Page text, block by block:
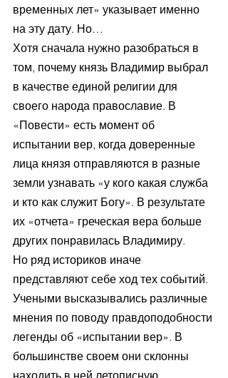
временных лет» указывает именно
на эту дату. Но…
Хотя сначала нужно разобраться в
том, почему князь Владимир выбрал
в качестве единой религии для
своего народа православие. В
«Повести» есть момент об
испытании вер, когда доверенные
лица князя отправляются в разные
земли узнавать «у кого какая служба
и кто как служит Богу». В результате
их «отчета» греческая вера больше
других понравилась Владимиру.
Но ряд историков иначе
представляют себе ход тех событий.
Учеными высказывались различные
мнения по поводу правдоподобности
легенды об «испытании вер». В
большинстве своем они склонны